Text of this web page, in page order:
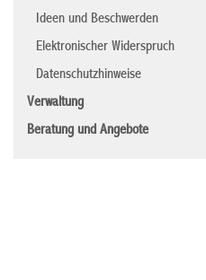
Ideen und Beschwerden
Elektronischer Widerspruch
Datenschutzhinweise
Verwaltung
Beratung und Angebote